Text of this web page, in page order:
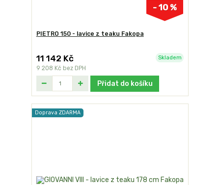
- 10 %
PIETRO 150 - lavice z teaku Fakopa
11 142 Kč
9 208 Kč bez DPH
Skladem
Přidat do košíku
Doprava ZDARMA